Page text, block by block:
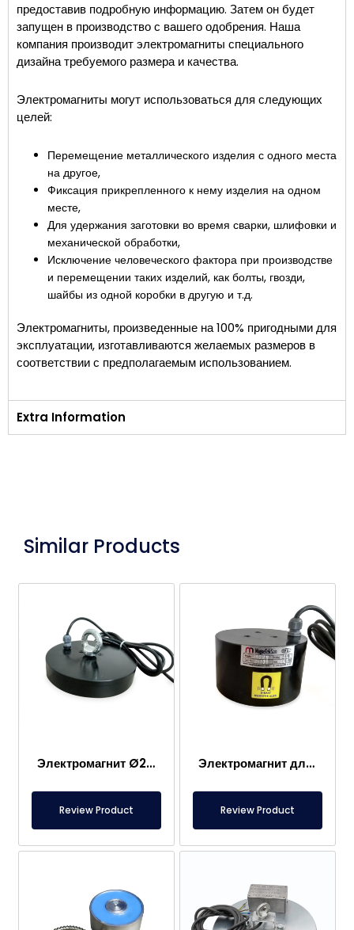
предоставив подробную информацию. Затем он будет
запущен в производство с вашего одобрения. Наша
компания производит электромагниты специального
дизайна требуемого размера и качества.
Электромагниты могут использоваться для следующих
целей:
Перемещение металлического изделия с одного места
на другое,
Фиксация прикрепленного к нему изделия на одном
месте,
Для удержания заготовки во время сварки, шлифовки и
механической обработки,
Исключение человеческого фактора при производстве
и перемещении таких изделий, как болты, гвозди,
шайбы из одной коробки в другую и т.д.
Электромагниты, произведенные на 100% пригодными для
эксплуатации, изготавливаются желаемых размеров в
соответствии с предполагаемым использованием.
Extra Information
Similar Products
Электромагнит Ø200 мм специального производства
Review Product
Электромагнит для транспортировки сцепления – Специальный для автомобильной промышленности
Review Product